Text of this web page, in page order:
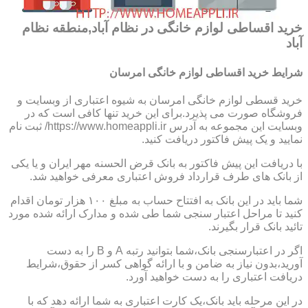
خرید اقساطی لوازم خانگی در نظام آباد,منطقه نظام
آباد
شرایط خرید اقساطی لوازم خانگی امرسان
خرید قسطی لوازم خانگی امرسان به شیوه اعتباری از وبسایت و
فروشگاه صورت می پذیرد.برای این خرید تنها کافی است که در
وبسایت این مجموعه به آدرس https://www.homeappli.ir/ ثبت نام
نمایید و یک پیش فاکتور دریافت کنید.
با دریافت این پیش فاکتور به بانک قرض الحسنه مهر ایران و یا یکی
از بانک های طرف قرارداد فروش اعتباری معرفی خواهید شد.
شما باید در این بانک به افتتاح حساب به مبلغ ۱۰۰ هزار تومان اقدام
کنید تا مراحل اعتبار سنجی شما طی شده و مدارک ارائه شده مورد
تائید بانک قرار بگیرند.
اگر در اعتبارسنجی بانک،شما بتوانید رتبه A و B را به دست
آورید،بدون نیاز به ضامن و با ارائه گواهی کسر از حقوق،شرایط
دریافت اعتباری را به دست خواهید آورد.
در این مرحله باید بانک،یک کارت اعتباری به شما ارائه دهد که با